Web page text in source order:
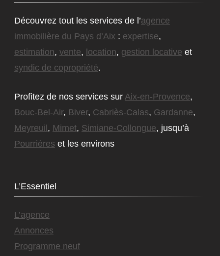
Découvrez tout les services de l’agence
immobilière du Pays d’Aix : expertise,
estimation, vente, location, gestion locative et
syndic de copropriété.
Profitez de nos services sur Aix-en-Provence,
Bouc-Bel-Air, Biver, Cabriès-Calas, Gardanne,
Meyreuil, Mimet, Simiane-Collongue, jusqu’à
Pourrières et les environs
L’Essentiel
L’agence
Annonces
Programme neuf